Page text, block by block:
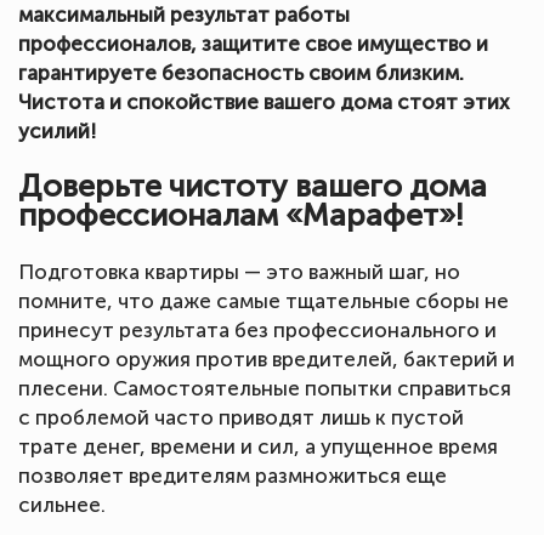
максимальный результат работы
профессионалов, защитите свое имущество и
гарантируете безопасность своим близким.
Чистота и спокойствие вашего дома стоят этих
усилий!
Доверьте чистоту вашего дома
профессионалам «Марафет»!
Подготовка квартиры — это важный шаг, но
помните, что даже самые тщательные сборы не
принесут результата без профессионального и
мощного оружия против вредителей, бактерий и
плесени. Самостоятельные попытки справиться
с проблемой часто приводят лишь к пустой
трате денег, времени и сил, а упущенное время
позволяет вредителям размножиться еще
сильнее.